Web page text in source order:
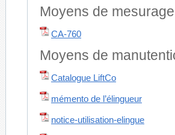
Moyens de mesurage
CA-760
Moyens de
Catalogue LiftCo
mémento de l’élingueur
notice-utilisation-elingue